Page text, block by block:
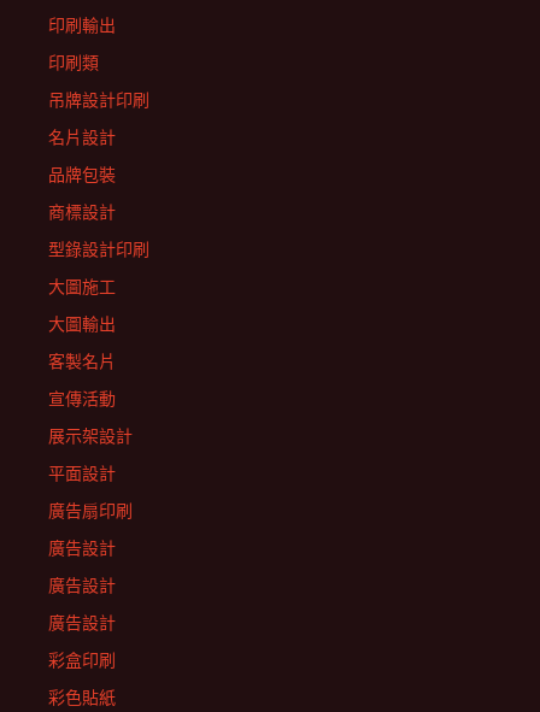
印刷輸出
印刷類
吊牌設計印刷
名片設計
品牌包裝
商標設計
型錄設計印刷
大圖施工
大圖輸出
客製名片
宣傳活動
展示架設計
平面設計
廣告扇印刷
廣告設計
廣告設計
廣告設計
彩盒印刷
彩色貼紙